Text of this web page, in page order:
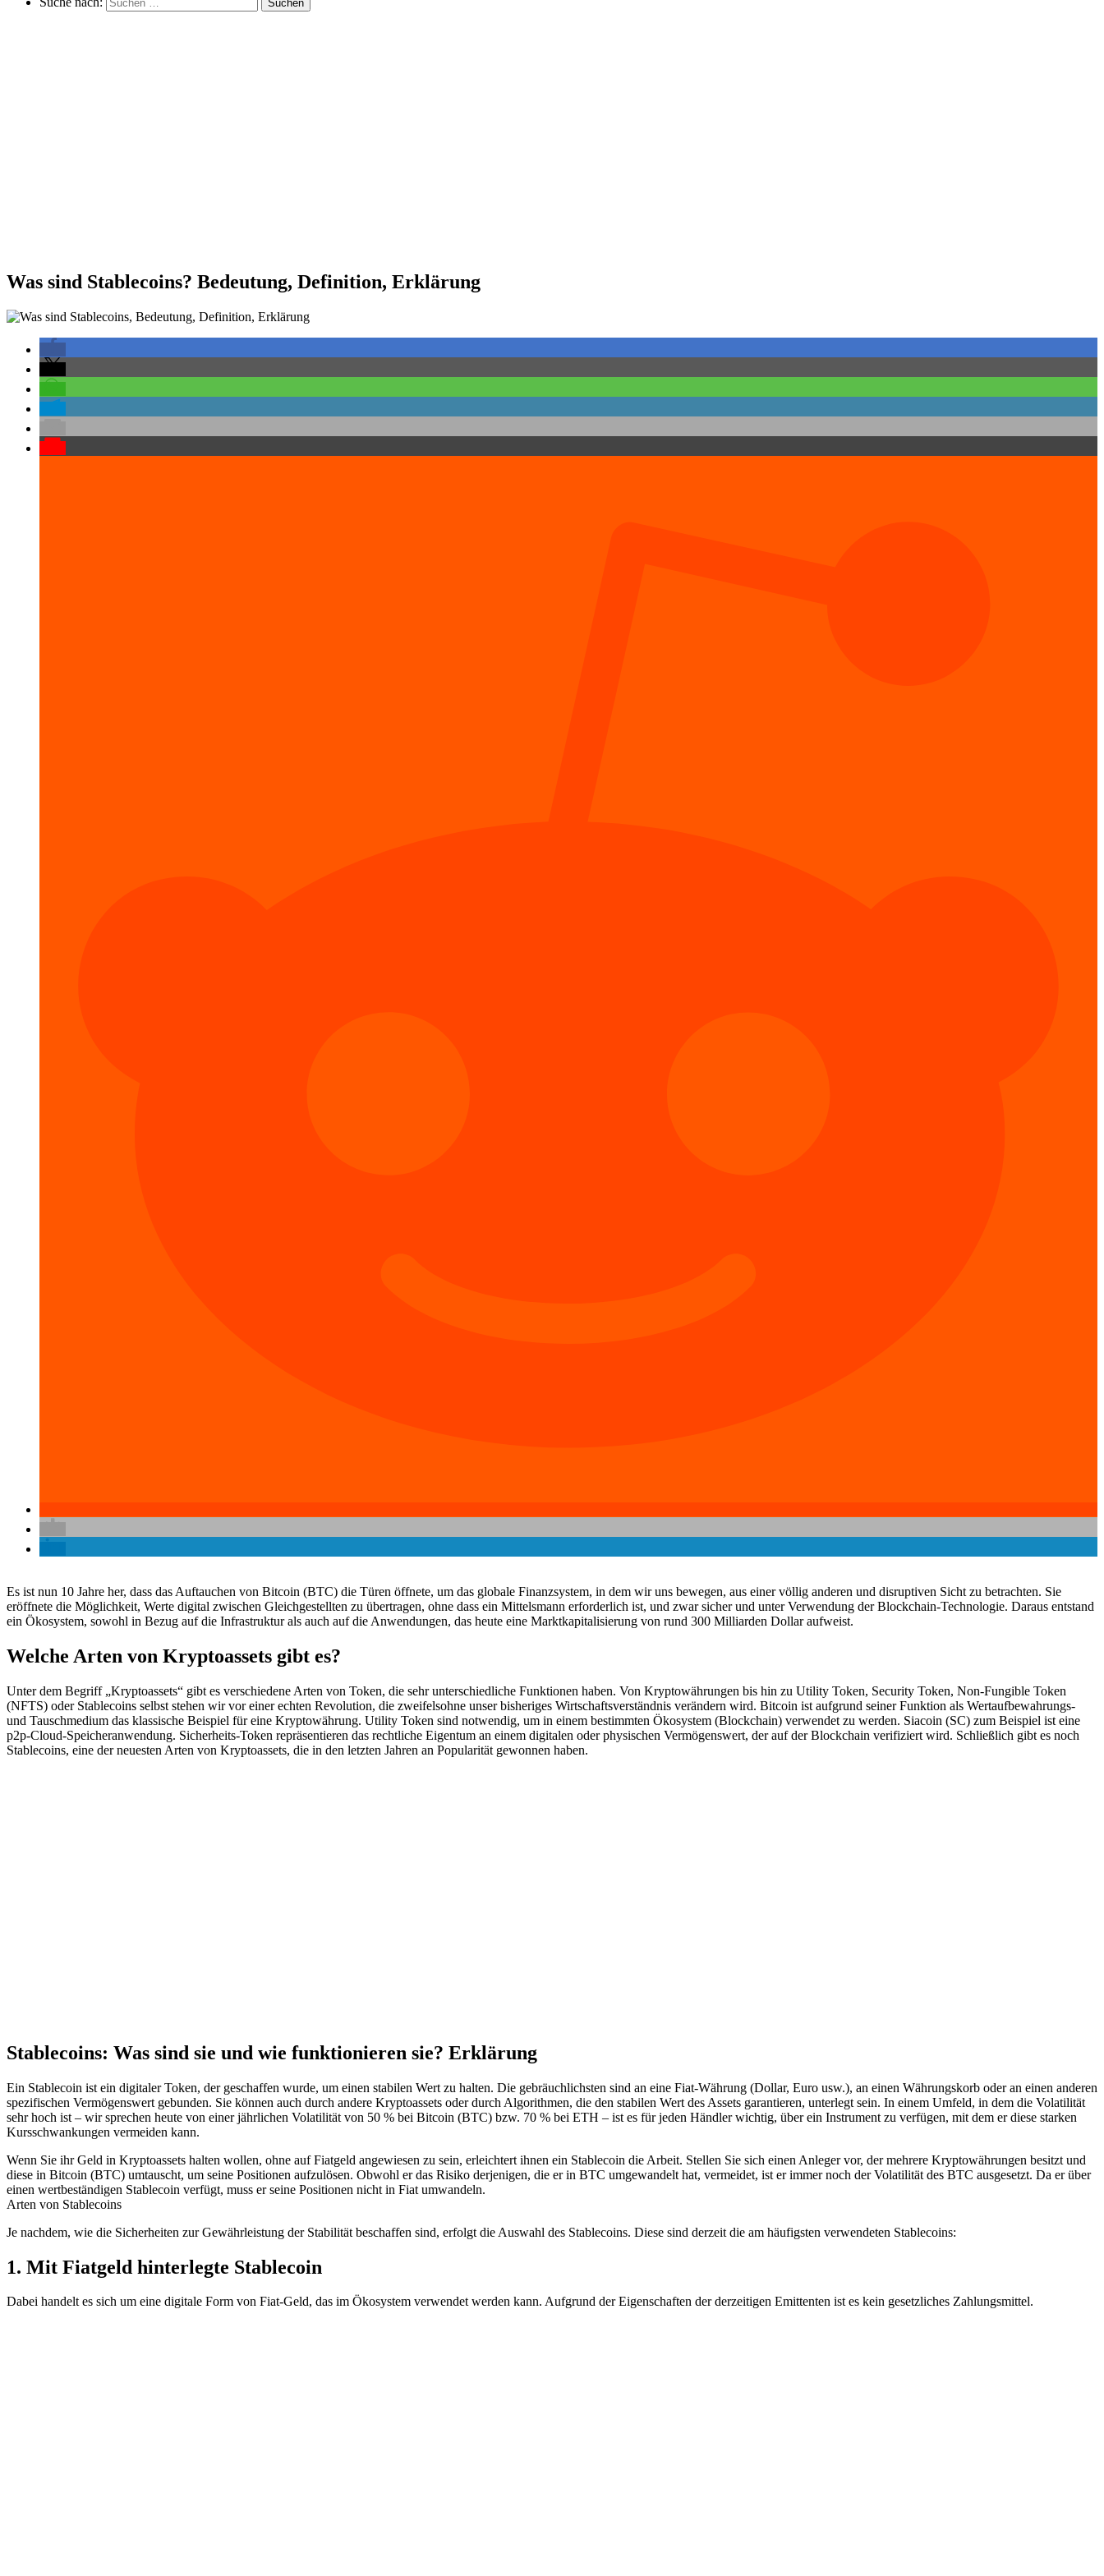
Suchen
Was sind Stablecoins? Bedeutung, Definition, Erklärung
Es ist nun 10 Jahre her, dass das Auftauchen von Bitcoin (BTC) die Türen öffnete, um das globale Finanzsystem, in dem wir uns bewegen, aus einer völlig anderen und disruptiven Sicht zu betrachten. Sie
eröffnete die Möglichkeit, Werte digital zwischen Gleichgestellten zu übertragen, ohne dass ein Mittelsmann erforderlich ist, und zwar sicher und unter Verwendung der Blockchain-Technologie. Daraus entstand
ein Ökosystem, sowohl in Bezug auf die Infrastruktur als auch auf die Anwendungen, das heute eine Marktkapitalisierung von rund 300 Milliarden Dollar aufweist.
Welche Arten von Kryptoassets gibt es?
Unter dem Begriff „Kryptoassets“ gibt es verschiedene Arten von Token, die sehr unterschiedliche Funktionen haben. Von Kryptowährungen bis hin zu Utility Token, Security Token, Non-Fungible Token
(NFTS) oder Stablecoins selbst stehen wir vor einer echten Revolution, die zweifelsohne unser bisheriges Wirtschaftsverständnis verändern wird. Bitcoin ist aufgrund seiner Funktion als Wertaufbewahrungs-
und Tauschmedium das klassische Beispiel für eine Kryptowährung. Utility Token sind notwendig, um in einem bestimmten Ökosystem (Blockchain) verwendet zu werden. Siacoin (SC) zum Beispiel ist eine
p2p-Cloud-Speicheranwendung. Sicherheits-Token repräsentieren das rechtliche Eigentum an einem digitalen oder physischen Vermögenswert, der auf der Blockchain verifiziert wird. Schließlich gibt es noch
Stablecoins, eine der neuesten Arten von Kryptoassets, die in den letzten Jahren an Popularität gewonnen haben.
Stablecoins: Was sind sie und wie funktionieren sie? Erklärung
Ein Stablecoin ist ein digitaler Token, der geschaffen wurde, um einen stabilen Wert zu halten. Die gebräuchlichsten sind an eine Fiat-Währung (Dollar, Euro usw.), an einen Währungskorb oder an einen anderen
spezifischen Vermögenswert gebunden. Sie können auch durch andere Kryptoassets oder durch Algorithmen, die den stabilen Wert des Assets garantieren, unterlegt sein. In einem Umfeld, in dem die Volatilität
sehr hoch ist – wir sprechen heute von einer jährlichen Volatilität von 50 % bei Bitcoin (BTC) bzw. 70 % bei ETH – ist es für jeden Händler wichtig, über ein Instrument zu verfügen, mit dem er diese starken
Kursschwankungen vermeiden kann.
Wenn Sie ihr Geld in Kryptoassets halten wollen, ohne auf Fiatgeld angewiesen zu sein, erleichtert ihnen ein Stablecoin die Arbeit. Stellen Sie sich einen Anleger vor, der mehrere Kryptowährungen besitzt und
diese in Bitcoin (BTC) umtauscht, um seine Positionen aufzulösen. Obwohl er das Risiko derjenigen, die er in BTC umgewandelt hat, vermeidet, ist er immer noch der Volatilität des BTC ausgesetzt. Da er über
einen wertbeständigen Stablecoin verfügt, muss er seine Positionen nicht in Fiat umwandeln.
Arten von Stablecoins
Je nachdem, wie die Sicherheiten zur Gewährleistung der Stabilität beschaffen sind, erfolgt die Auswahl des Stablecoins. Diese sind derzeit die am häufigsten verwendeten Stablecoins:
1. Mit Fiatgeld hinterlegte Stablecoin
Dabei handelt es sich um eine digitale Form von Fiat-Geld, das im Ökosystem verwendet werden kann. Aufgrund der Eigenschaften der derzeitigen Emittenten ist es kein gesetzliches Zahlungsmittel.